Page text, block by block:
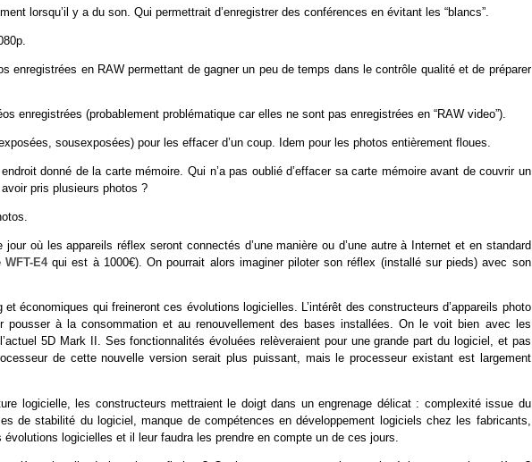
lorsqu’il y a du son. Qui permettrait d’enregistrer des conférences en évitant les “blancs”.
enregistrées en RAW permettant de gagner un peu de temps dans le contrôle qualité et de préparer
enregistrées (probablement problématique car elles ne sont pas enregistrées en “RAW video”).
sousexposées) pour les effacer d’un coup. Idem pour les photos entièrement floues.
donné de la carte mémoire. Qui n’a pas oublié d’effacer sa carte mémoire avant de couvrir un
pris plusieurs photos ?
où les appareils réflex seront connectés d’une manière ou d’une autre à Internet et en standard
WFT-E4qui est à 1000€). On pourrait alors imaginer piloter son réflex (installé sur pieds) avec son
économiques qui freineront ces évolutions logicielles. L’intérêt des constructeurs d’appareils photo
pousser à la consommation et au renouvellement des bases installées. On le voit bien avec les
5D Mark II. Ses fonctionnalités évoluées relèveraient pour une grande part du logiciel, et pas
de cette nouvelle version serait plus puissant, mais le processeur existant est largement
logicielle, les constructeurs mettraient le doigt dans un engrenage délicat : complexité issue du
de stabilité du logiciel, manque de compétences en développement logiciels chez les fabricants,
logicielles et il leur faudra les prendre en compte un de ces jours.